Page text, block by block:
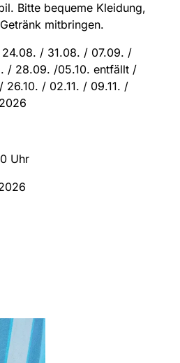
Bitte bequeme Kleidung,
mitbringen.
24.08. / 31.08. / 07.09. /
/ 28.09. /05.10. entfällt /
26.10. / 02.11. / 09.11. /
Uhr